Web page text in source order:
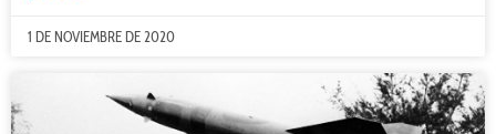
1 DE NOVIEMBRE DE 2020